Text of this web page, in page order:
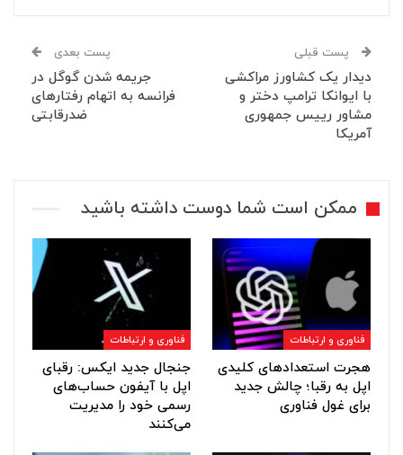
پست قبلی
دیدار یک کشاورز مراکشی
با ایوانکا ترامپ دختر و
مشاور رییس جمهوری
آمریکا
پست بعدی
جریمه شدن گوگل در
فرانسه به اتهام رفتارهای
ضدرقابتی
ممکن است شما دوست داشته باشید
فناوری و ارتباطات
هجرت استعدادهای کلیدی
اپل به رقبا؛ چالش جدید
برای غول فناوری
فناوری و ارتباطات
جنجال جدید ایکس: رقبای
اپل با آیفون حساب‌های
رسمی خود را مدیریت
می‌کنند